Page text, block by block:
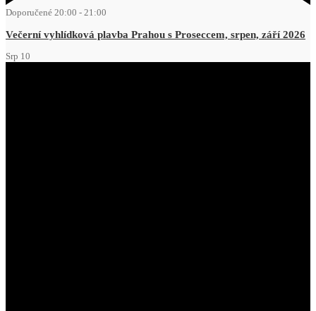
Doporučené 20:00 - 21:00
Večerní vyhlídková plavba Prahou s Proseccem, srpen, září 2026
Srp 10